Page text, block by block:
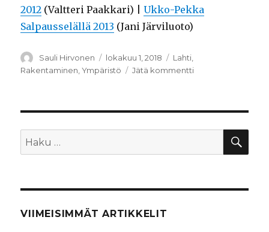
2012 (Valtteri Paakkari) |Ukko-Pekka
Salpausselällä 2013 (Jani Järviluoto)
Kirjoittaja
Sauli Hirvonen Julkaistu
lokakuu 1, 2018 Kategoriat
Lahti
Rakentaminen,Ympäristö Jätä kommentti
–
matkailuvaltti
Etsi:
VIIMEISIMMÄT ARTIKKELIT